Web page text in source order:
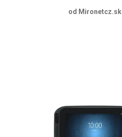
od Mironetcz.sk